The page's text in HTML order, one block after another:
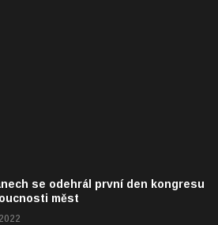
se odehrál první den kongresu
měst